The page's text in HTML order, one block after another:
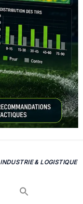
INDUSTRIE & LOGISTIQUE